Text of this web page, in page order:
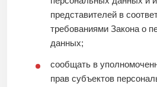
представителей в
требованиями Закона о
данных;
сообщать в
прав субъектов